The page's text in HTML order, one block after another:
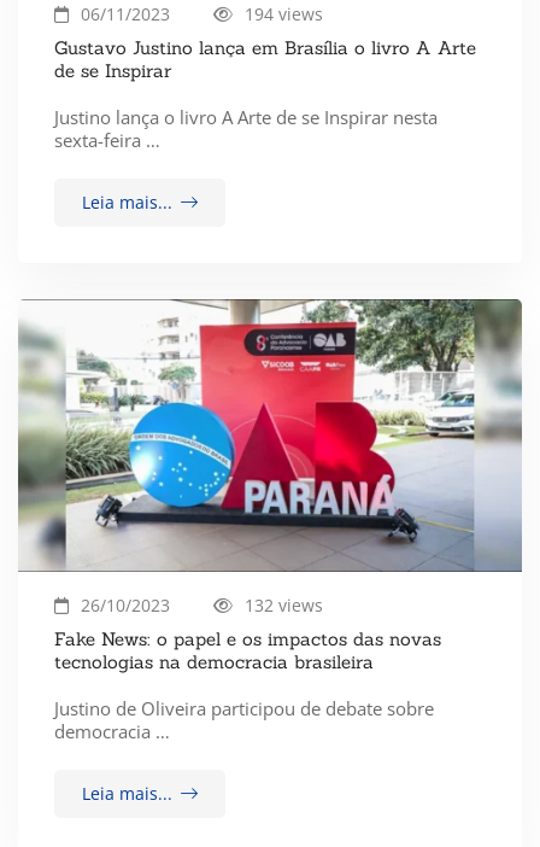
06/11/2023
194 views
Gustavo Justino lança em Brasília o livro A Arte
de se Inspirar
Justino lança o livro A Arte de se Inspirar nesta
sexta-feira …
Leia mais...
26/10/2023
132 views
Fake News: o papel e os impactos das novas
tecnologias na democracia brasileira
Justino de Oliveira participou de debate sobre
democracia …
Leia mais...